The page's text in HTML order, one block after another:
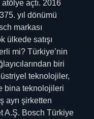
açtı. 2016
yıl dönümü
markası
ülkede satışı
mi? Türkiye’nin
biri
teknolojiler,
bina teknolojileri
ayrı şirketten
A.Ş. Bosch Türkiye